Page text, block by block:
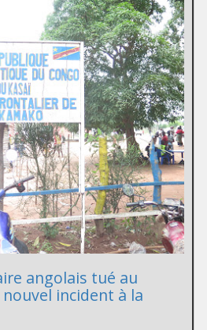
angolais tué au
incident à la